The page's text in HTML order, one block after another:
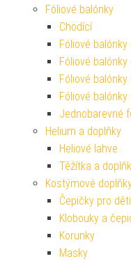
Fóliové balónky
Chodící
Fóliové
Fóliové
Fóliové
Fóliové
Jednobarevné
Helium a doplňky
Heliové lahve
Těžítka a
Kostýmové
Čepičky pro děti
Klobouky a
Korunky
Masky